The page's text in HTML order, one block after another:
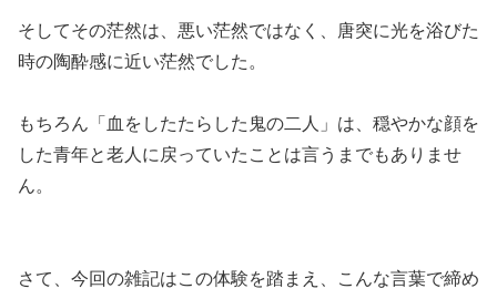
そしてその茫然は、悪い茫然ではなく、唐突に光を浴びた
時の陶酔感に近い茫然でした。
もちろん「血をしたたらした鬼の二人」は、穏やかな顔を
した青年と老人に戻っていたことは言うまでもありませ
ん。
さて、今回の雑記はこの体験を踏まえ、こんな言葉で締め